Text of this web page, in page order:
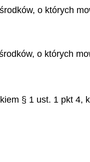
o których
o których
§ 1 ust. 1 pkt